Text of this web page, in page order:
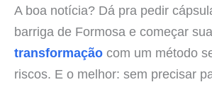
A boa notícia? Dá pra pedir
barriga de Formosa e começar sua
transformação com um método
riscos. E o melhor: sem precisar